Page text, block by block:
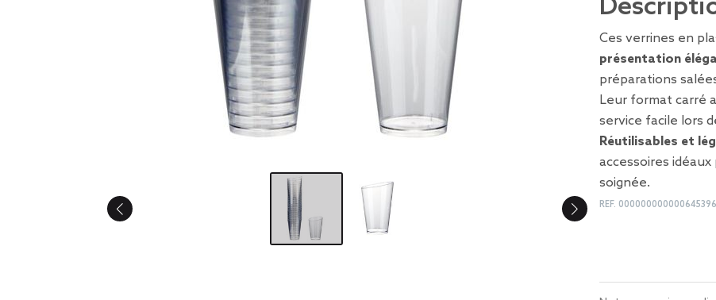
Ces verrines en
présentation
préparations
Leur format carré
service facile lors
Réutilisables et
accessoires
soignée.
REF. 000000000000645396